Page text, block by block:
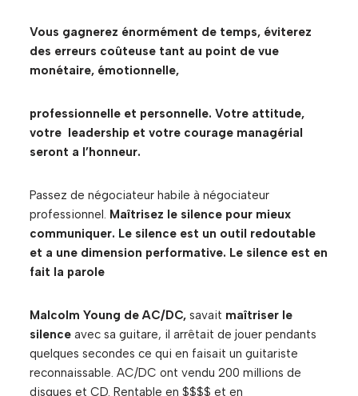
Vous gagnerez énormément de temps, éviterez
des erreurs coûteuse tant au point de vue
monétaire, émotionnelle,
professionnelle et personnelle. Votre attitude,
votre leadership et votre courage managérial
seront a l’honneur.
Passez de négociateur habile à négociateur
professionnel. Maîtrisez le silence pour mieux
communiquer. Le silence est un outil redoutable
et a une dimension performative. Le silence est en
fait la parole
Malcolm Young de AC/DC, savait maîtriser le
silenceavec sa guitare, il arrêtait de jouer pendants
quelques secondes ce qui en faisait un guitariste
reconnaissable. AC/DC ont vendu 200 millions de
disques et CD. Rentable en $$$$ et en